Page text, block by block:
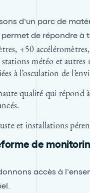
d’un parc de
de répondre à
+50
météo et autres
à l’osculation de
qualité qui répond
et installations
de
accès à